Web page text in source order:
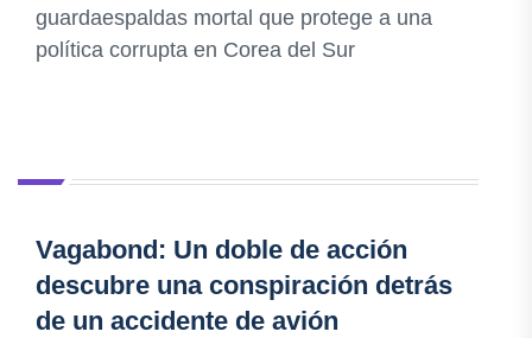
guardaespaldas mortal que protege a una
política corrupta en Corea del Sur
Vagabond: Un doble de acción
descubre una conspiración detrás
de un accidente de avión